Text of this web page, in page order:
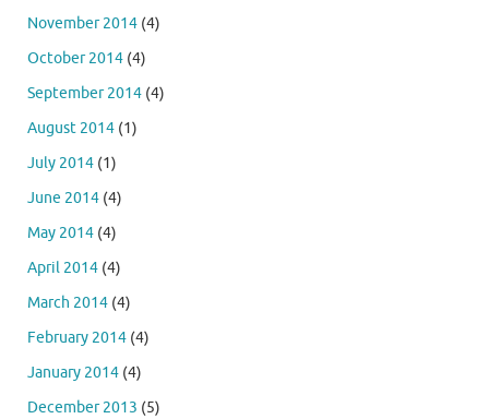
November 2014 (4)
October 2014 (4)
September 2014 (4)
August 2014 (1)
July 2014 (1)
June 2014 (4)
May 2014 (4)
April 2014 (4)
March 2014 (4)
February 2014 (4)
January 2014 (4)
December 2013 (5)